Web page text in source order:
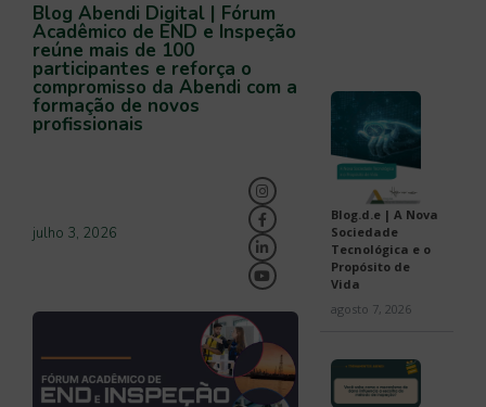
Blog Abendi Digital | Fórum
Acadêmico de END e Inspeção
reúne mais de 100
participantes e reforça o
compromisso da Abendi com a
formação de novos
profissionais
julho 3, 2026
Blog.d.e | A Nova
Sociedade
Tecnológica e o
Propósito de
Vida
agosto 7, 2026